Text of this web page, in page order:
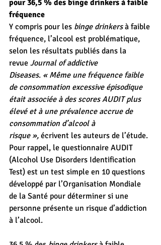
pour 36,5 % des binge drinkers à faible
fréquence
Y compris pour les binge drinkers à faible
fréquence, l’alcool est problématique,
selon les résultats publiés dans la
revue Journal of addictive
Diseases. « Même une fréquence faible
de consommation excessive épisodique
était associée à des scores AUDIT plus
élevé et à une prévalence accrue de
consommation d’alcool à
risque », écrivent les auteurs de l’étude.
Pour rappel, le questionnaire AUDIT
(Alcohol Use Disorders Identification
Test) est un test simple en 10 questions
développé par l’Organisation Mondiale
de la Santé pour déterminer si une
personne présente un risque d’addiction
à l’alcool.